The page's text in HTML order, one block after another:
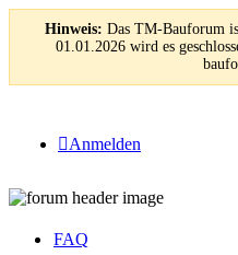
Hinweis: Das TM-Bauforum
01.01.2026 wird es
Anmelden
FAQ